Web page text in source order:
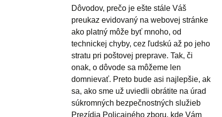
Dôvodov, prečo je ešte stále Váš
preukaz evidovaný na webovej stránke
ako platný môže byť mnoho, od
technickej chyby, cez ľudskú až po jeho
stratu pri poštovej preprave. Tak, či
onak, o dôvode sa môžeme len
domnievať. Preto bude asi najlepšie, ak
sa, ako sme už uviedli obrátite na úrad
súkromných bezpečnostných služieb
Prezídia Policajného zboru, kde Vám